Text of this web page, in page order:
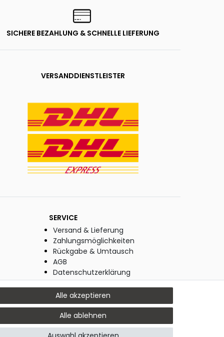
SICHERE BEZAHLUNG & SCHNELLE LIEFERUNG
VERSANDDIENSTLEISTER
SERVICE
Versand & Lieferung
Zahlungsmöglichkeiten
Rückgabe & Umtausch
AGB
Datenschutzerklärung
Widerrufsrecht
Widerrufsformular
Impressum
Alle akzeptieren
Alle ablehnen